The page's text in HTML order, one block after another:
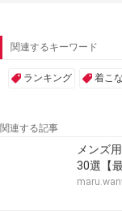
関連するキーワード
ランキング 着こ
関連する記事
メンズ
30選【